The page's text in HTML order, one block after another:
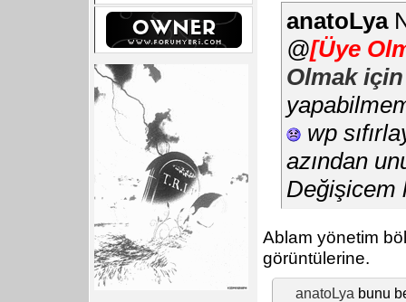
anatoLya
@[Üye
Olmak
wp
azından
Değişicem
Ablam yönetim
görüntülerine.
anatoLya bunu